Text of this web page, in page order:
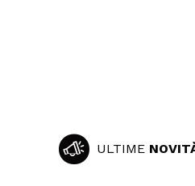
ULTIME